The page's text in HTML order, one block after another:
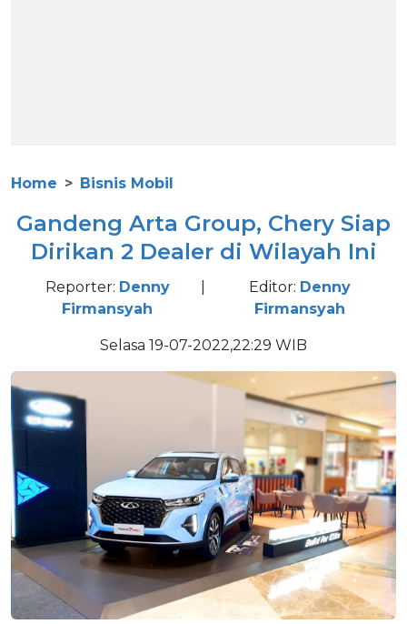
Home Bisnis Mobil
Gandeng Arta Group, Chery Siap
Dirikan 2 Dealer di Wilayah Ini
Reporter: Denny
Firmansyah
Editor: Denny
Firmansyah
Selasa 19-07-2022,22:29 WIB